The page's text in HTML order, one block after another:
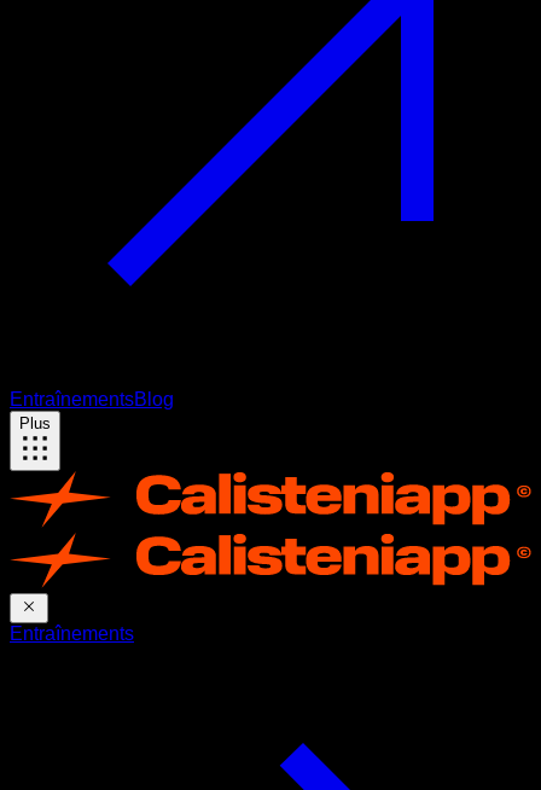
EntraînementsBlog
Plus
Entraînements